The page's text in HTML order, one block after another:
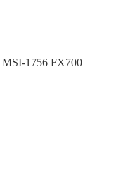
1756 FX700